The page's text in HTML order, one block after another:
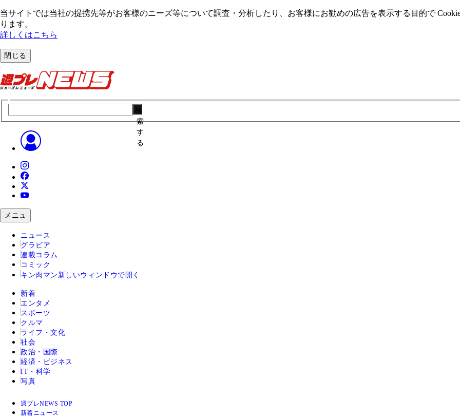
当サイトでは当社の提携先等がお客様のニーズ等について調査・分析したり、お客様にお勧めの広告を表⽰する⽬的で
ります。
詳しくはこちら
閉じる
索
す
る
メニュ
ニュース
グラビア
連載コラム
コミック
キン肉マン 新しいウィンドウで開く
新着
エンタメ
スポーツ
クルマ
ライフ・文化
社会
政治・国際
経済・ビジネス
IT・科学
写真
週プレNEWS TOP
新着ニュース